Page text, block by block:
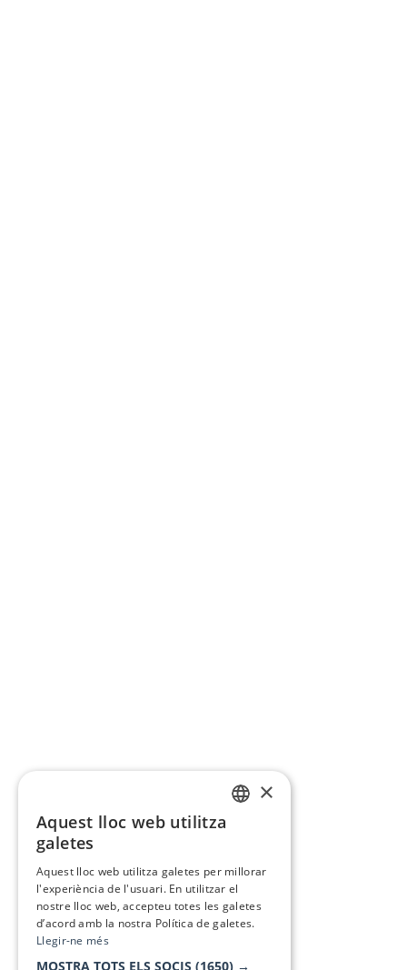
×
Aquest lloc web utilitza
galetes
Aquest lloc web utilitza galetes per millorar
l'experiència de l'usuari. En utilitzar el
nostre lloc web, accepteu totes les galetes
d’acord amb la nostra Política de galetes.
Llegir-ne més
MOSTRA TOTS ELS SOCIS (1650) →